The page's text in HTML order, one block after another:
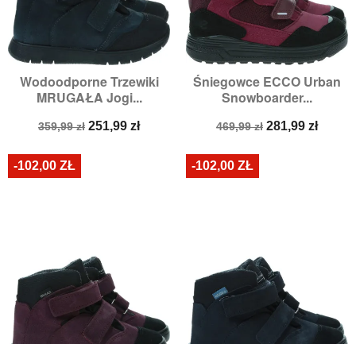
Wodoodporne Trzewiki
MRUGAŁA Jogi...
Cena
359,99 zł Cena
251,99 zł
Śniegowce ECCO Urban
Snowboarder...
Cena
469,99 zł Cena
281,99 zł
-102,00 ZŁ -102,00 ZŁ